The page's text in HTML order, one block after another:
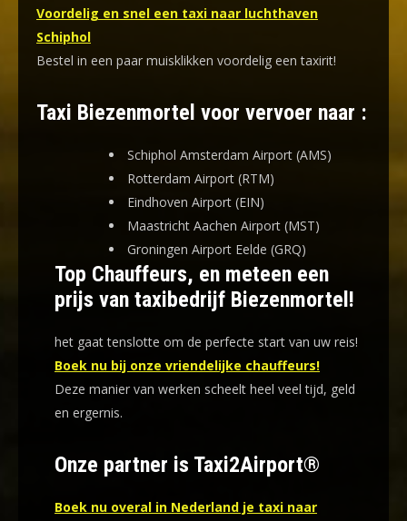
Voordelig en snel een taxi naar luchthaven
Schiphol
Bestel in een paar muisklikken voordelig een taxirit!
Taxi Biezenmortel voor vervoer naar :
Schiphol Amsterdam Airport (AMS)
Rotterdam Airport (RTM)
Eindhoven Airport (EIN)
Maastricht Aachen Airport (MST)
Groningen Airport Eelde (GRQ)
Top Chauffeurs, en meteen een
prijs van taxibedrijf Biezenmortel!
het gaat tenslotte om de perfecte start van uw reis!
Boek nu bij onze vriendelijke chauffeurs!
Deze manier van werken scheelt heel veel tijd, geld
en ergernis.
Onze partner is Taxi2Airport®
Boek nu overal in Nederland je taxi naar